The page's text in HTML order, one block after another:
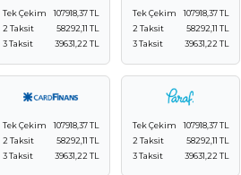
Tek Çekim
107918,37 TL
2 Taksit
58292,11 TL
3 Taksit
39631,22 TL
Tek Çekim
107918,37 TL
2 Taksit
58292,11 TL
3 Taksit
39631,22 TL
Tek Çekim
107918,37 TL
2 Taksit
58292,11 TL
3 Taksit
39631,22 TL
Tek Çekim
107918,37 TL
2 Taksit
58292,11 TL
3 Taksit
39631,22 TL